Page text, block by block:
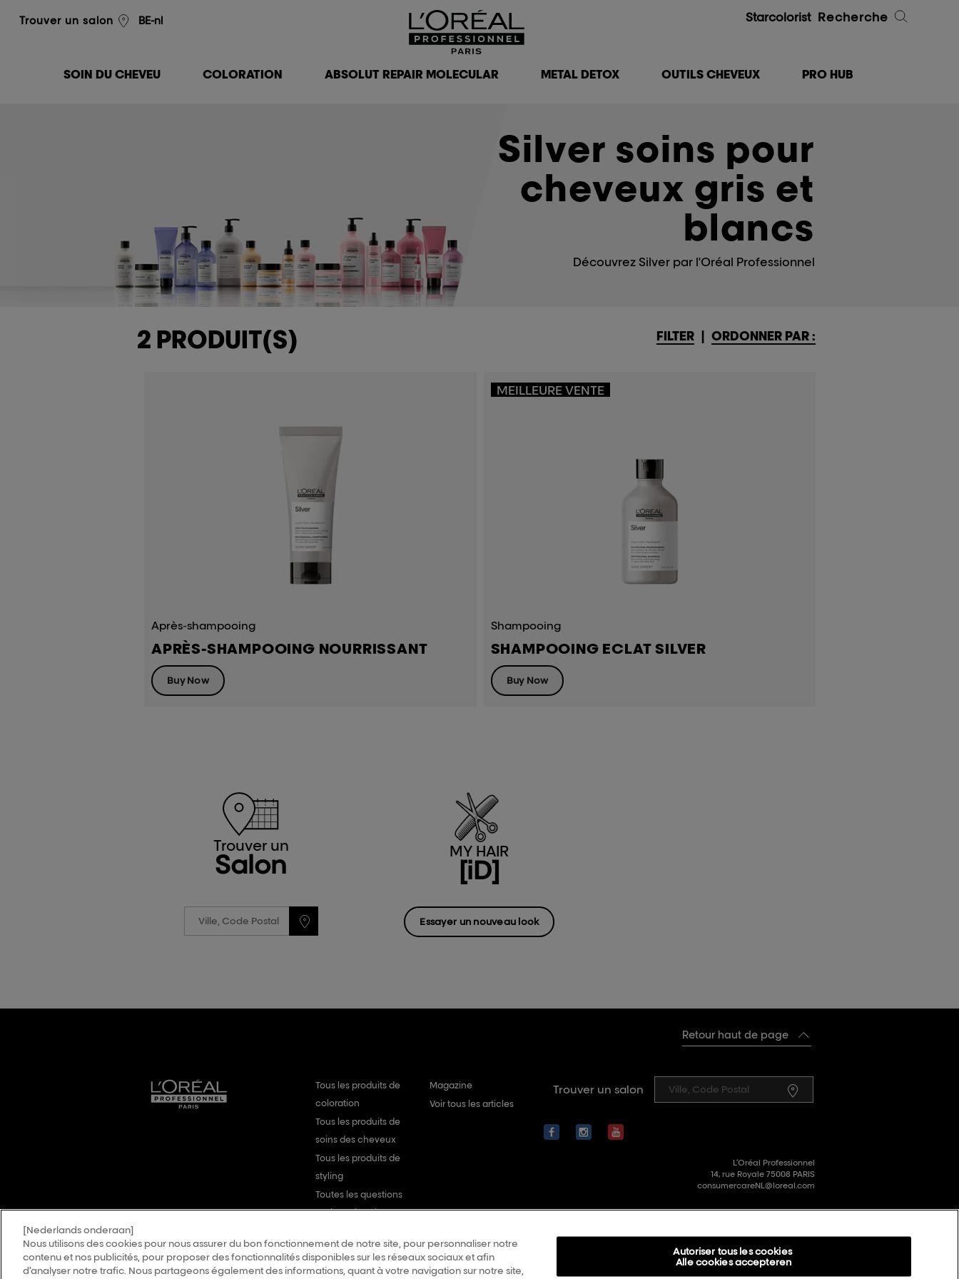
Trouver un salon BE-nl
L'Oréal Professionnel Starcolorist Recherche
SOIN DU CHEVEU COLORATION ABSOLUT REPAIR MOLECULAR METAL DETOX OUTILS CHEVEUX PRO HUB
Silver soins pour
cheveux gris et
blancs
Découvrez Silver par l'Oréal Professionnel
2 PRODUIT(S) FILTER ORDONNER PAR :
Après-shampooing
APRÈS-SHAMPOOING NOURRISSANT
Buy Now
MEILLEURE VENTE
Shampooing
SHAMPOOING ECLAT SILVER
Buy Now
Trouver un
Salon MY HAIR
[iD]
Essayer un nouveau look
Tous les produits de
coloration
Tous les produits de
soins des cheveux
Tous les produits de
styling
Toutes les questions
sur les soins cheveux
Coloration
Contact
Magazine
Voir tous les articles
Trouver un salon
L’Oréal Professionnel
14, rue Royale 75008 PARIS
consumercareNL@loreal.com
Retour haut de page
[Nederlands onderaan]
Nous utilisons des cookies pour nous assurer du bon fonctionnement de notre site, pour personnaliser notre
contenu et nos publicités, pour proposer des fonctionnalités disponibles sur les réseaux sociaux et afin
d’analyser notre trafic. Nous partageons également des informations, quant à votre navigation sur notre site,
Autoriser tous les cookies
Alle cookies accepteren